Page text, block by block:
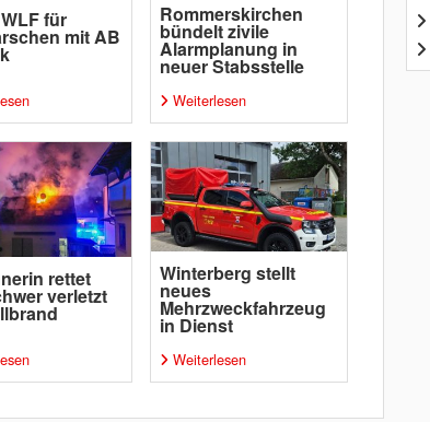
für
mit AB
Rommerskirchen
bündelt zivile
Alarmplanung in
neuer Stabsstelle
Weiterlesen
rettet
verletzt
Winterberg stellt
neues
Mehrzweckfahrzeug
in Dienst
Weiterlesen